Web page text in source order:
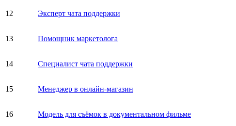
12 Эксперт чата поддержки
13 Помощник маркетолога
14 Специалист чата поддержки
15 Менеджер в онлайн-магазин
16 Модель для съёмок в документальном фильме